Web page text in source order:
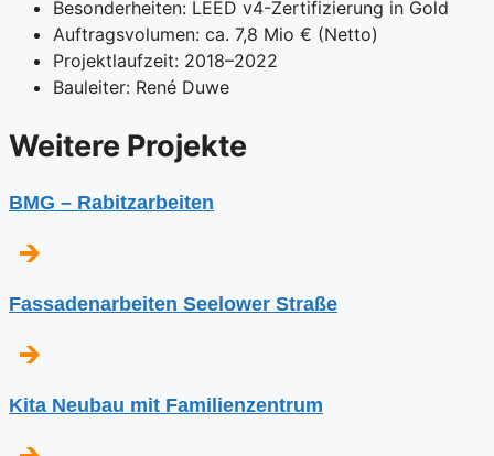
Besonderheiten: LEED v4-Zertifizierung in Gold
Auftragsvolumen: ca. 7,8 Mio € (Netto)
Projektlaufzeit: 2018–2022
Bauleiter: René Duwe
⁨Weitere Projekte
BMG – Rabitzarbeiten
Fassadenarbeiten Seelower Straße
Kita Neubau mit Familienzentrum